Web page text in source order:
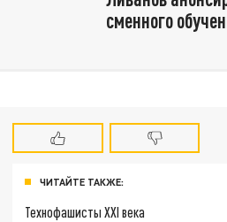
сменного
ЧИТАЙТЕ ТАКЖЕ:
Технофашисты XXI века